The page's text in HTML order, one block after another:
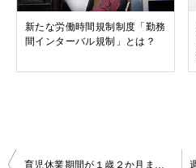
新たな労働時間規制制度「勤務
間インターバル規制」とは？
投